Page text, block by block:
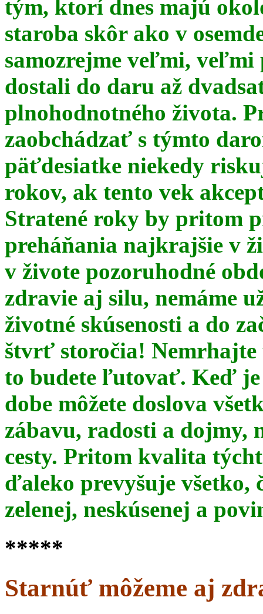
tým, ktorí dnes majú
staroba skôr ako v
samozrejme veľmi, veľmi
dostali do daru až
plnohodnotného života.
zaobchádzať s týmto
päťdesiatke niekedy
rokov, ak tento vek
Stratené roky by pritom
preháňania najkrajšie v
v živote pozoruhodné
zdravie aj silu, nemáme
životné skúsenosti a do
štvrť storočia!
to budete ľutovať. Keď je
dobe môžete doslova
zábavu, radosti a dojmy,
cesty. Pritom kvalita
ďaleko prevyšuje všetko,
zelenej, neskúsenej a
*****
Starnúť môžeme aj